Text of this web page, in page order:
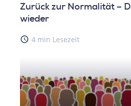
Zurück zur Normalität –
wieder
access_time 4 min Lesezeit